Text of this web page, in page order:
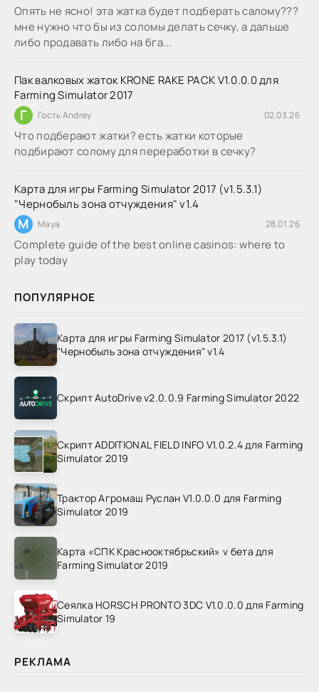
Опять не ясно! эта жатка будет подберать салому???
мне нужно что бы из соломы делать сечку, а дальше
либо продавать либо на бга...
Пак валковых жаток KRONE RAKE PACK V1.0.0.0 для
Farming Simulator 2017
Г Гость Andrey 02.03.26
Что подберают жатки? есть жатки которые
подбирают солому для переработки в сечку?
Карта для игры Farming Simulator 2017 (v1.5.3.1)
"Чернобыль зона отчуждения" v1.4
M Maya 28.01.26
Complete guide of the best online casinos: where to
play today
ПОПУЛЯРНОЕ
Карта для игры Farming Simulator 2017 (v1.5.3.1)
"Чернобыль зона отчуждения" v1.4
Скрипт AutoDrive v2.0.0.9 Farming Simulator 2022
Скрипт ADDITIONAL FIELD INFO V1.0.2.4 для Farming
Simulator 2019
Трактор Агромаш Руслан V1.0.0.0 для Farming
Simulator 2019
Карта «СПК Краснооктябрьский» v бета для
Farming Simulator 2019
Сеялка HORSCH PRONTO 3DC V1.0.0.0 для Farming
Simulator 19
РЕКЛАМА